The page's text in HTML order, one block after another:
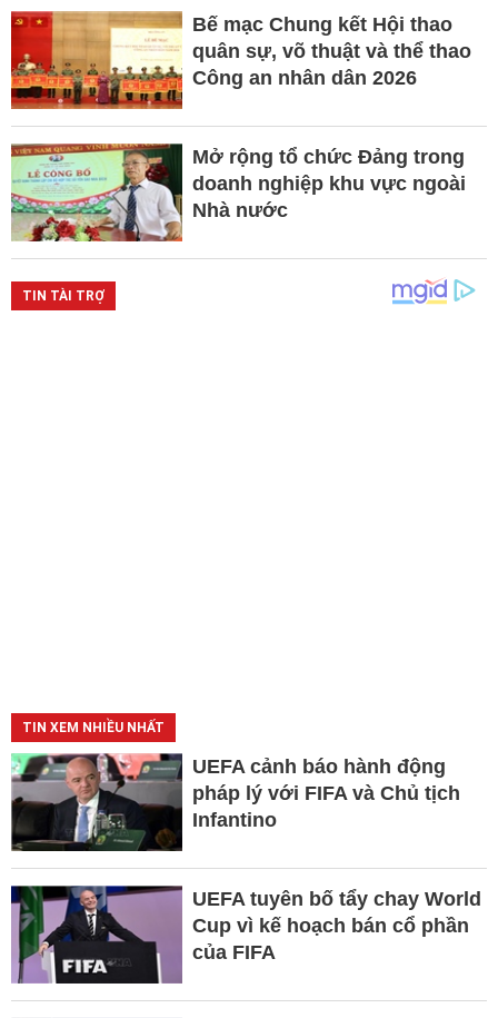
Bế mạc Chung kết Hội thao
quân sự, võ thuật và thể thao
Công an nhân dân 2026
Mở rộng tổ chức Đảng trong
doanh nghiệp khu vực ngoài
Nhà nước
TIN XEM NHIỀU NHẤT
UEFA cảnh báo hành động
pháp lý với FIFA và Chủ tịch
Infantino
UEFA tuyên bố tẩy chay World
Cup vì kế hoạch bán cổ phần
của FIFA